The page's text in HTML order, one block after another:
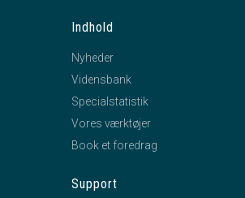
Indhold
Nyheder
Vidensbank
Specialstatistik
Vores værktøjer
Book et foredrag
Support